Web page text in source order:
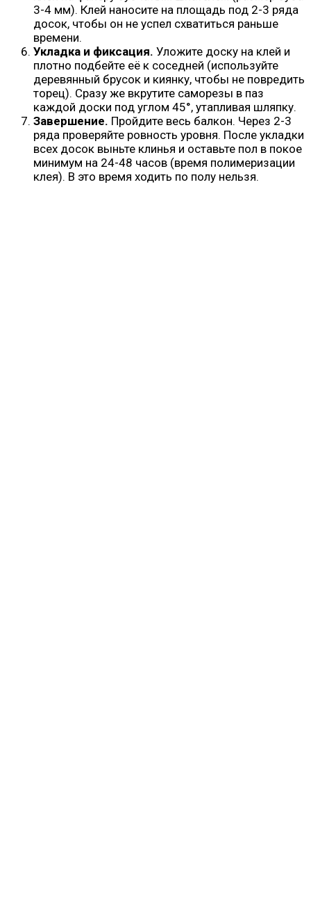
3-4 мм). Клей наносите на площадь под 2-3 ряда
досок, чтобы он не успел схватиться раньше
времени.
Укладка и фиксация. Уложите доску на клей и
плотно подбейте её к соседней (используйте
деревянный брусок и киянку, чтобы не повредить
торец). Сразу же вкрутите саморезы в паз
каждой доски под углом 45°, утапливая шляпку.
Завершение. Пройдите весь балкон. Через 2-3
ряда проверяйте ровность уровня. После укладки
всех досок выньте клинья и оставьте пол в покое
минимум на 24-48 часов (время полимеризации
клея). В это время ходить по полу нельзя.